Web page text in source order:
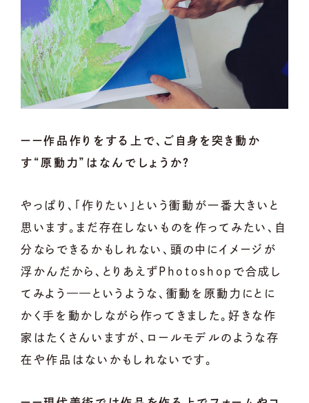
ーー作品作りをする上で、ご自身を突き動か
す“原動力”はなんでしょうか？
やっぱり、「作りたい」という衝動が一番大きいと
思います。まだ存在しないものを作ってみたい、自
分ならできるかもしれない、頭の中にイメージが
浮かんだから、とりあえずPhotoshopで合成し
てみよう——というような、衝動を原動力にとに
かく手を動かしながら作ってきました。好きな作
家はたくさんいますが、ロールモデルのような存
在や作品はないかもしれないです。